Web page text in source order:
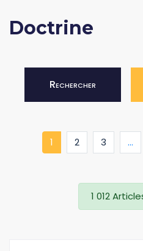
Doctrine
Rechercher
1 (current)
2 3 ...
1 012